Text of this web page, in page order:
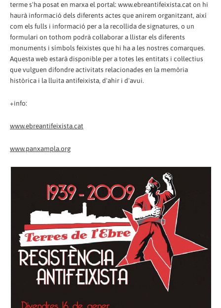
terme s'ha posat en marxa el portal: www.ebreantifeixista.cat on hi
haurà informació dels diferents actes que anirem organitzant, així
com els fulls i informació per a la recollida de signatures, o un
formulari on tothom podrà col·laborar a llistar els diferents
monuments i símbols feixistes que hi ha a les nostres comarques.
Aquesta web estarà disponible per a totes les entitats i col·lectius
que vulguen difondre activitats relacionades en la memòria
històrica i la lluita antifeixista, d'ahir i d'avui.
+info:
www.ebreantifeixista.cat
www.panxampla.org